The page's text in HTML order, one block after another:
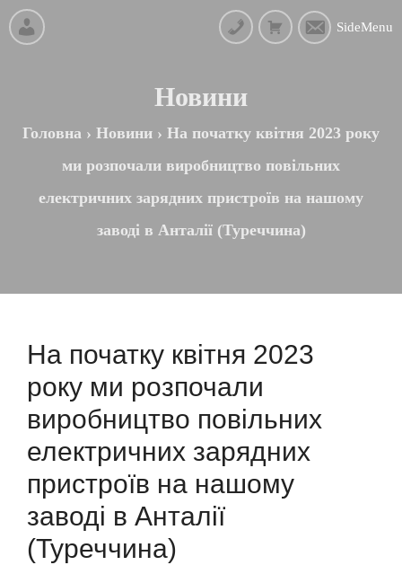
SideMenu
Новини
Головна › Новини › На початку квітня 2023 року
ми розпочали виробництво повільних
електричних зарядних пристроїв на нашому
заводі в Анталії (Туреччина)
На початку квітня 2023
року ми розпочали
виробництво повільних
електричних зарядних
пристроїв на нашому
заводі в Анталії
(Туреччина)